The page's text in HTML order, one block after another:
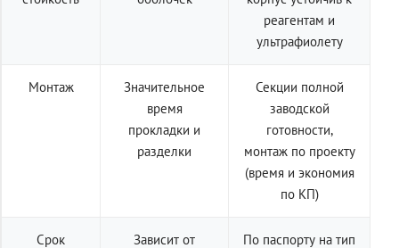
реагентам и
ультрафиолету
Монтаж
Значительное
время
прокладки и
разделки
Секции полной
заводской
готовности,
монтаж по проекту
(время и экономия
по КП)
Срок
Зависит от
По паспорту на тип